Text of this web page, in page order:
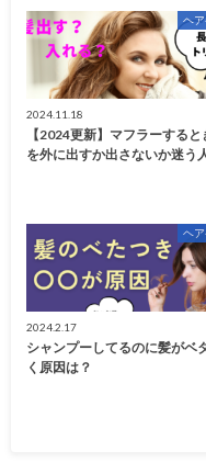
ヘ
2024.11.18
【2024更新】マフラーすると
を外に出すか出さないか迷う
ヘ
2024.2.17
シャンプーしてるのに髪がベ
く原因は？